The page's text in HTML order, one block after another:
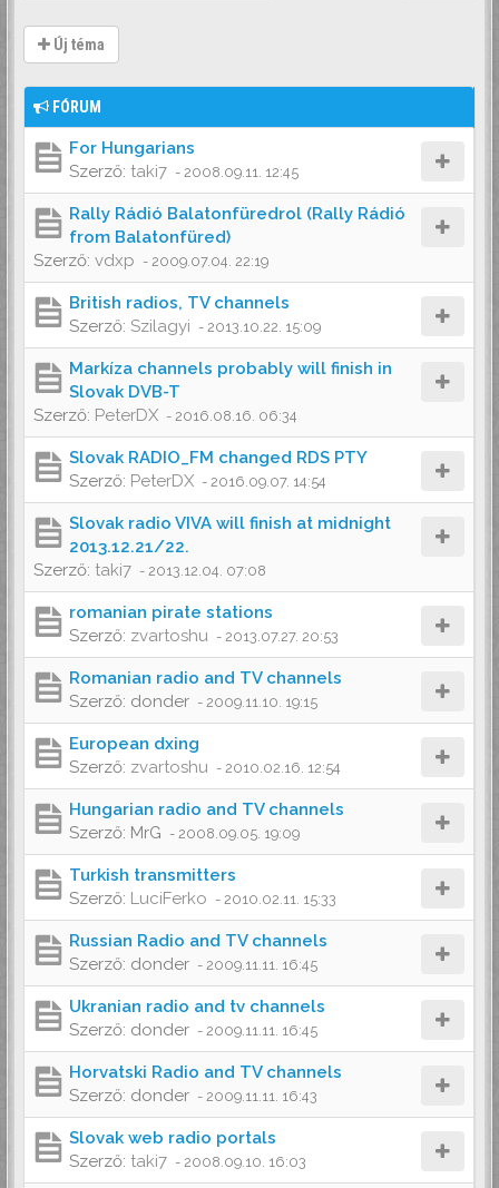
Új téma
FÓRUM
For Hungarians
Szerző: taki7 - 2008.09.11. 12:45
Rally Rádió Balatonfüredrol (Rally Rádió
from Balatonfüred)
Szerző: vdxp - 2009.07.04. 22:19
British radios, TV channels
Szerző: Szilagyi - 2013.10.22. 15:09
Markíza channels probably will finish in
Slovak DVB-T
Szerző: PeterDX - 2016.08.16. 06:34
Slovak RADIO_FM changed RDS PTY
Szerző: PeterDX - 2016.09.07. 14:54
Slovak radio VIVA will finish at midnight
2013.12.21/22.
Szerző: taki7 - 2013.12.04. 07:08
romanian pirate stations
Szerző: zvartoshu - 2013.07.27. 20:53
Romanian radio and TV channels
Szerző: donder - 2009.11.10. 19:15
European dxing
Szerző: zvartoshu - 2010.02.16. 12:54
Hungarian radio and TV channels
Szerző: MrG - 2008.09.05. 19:09
Turkish transmitters
Szerző: LuciFerko - 2010.02.11. 15:33
Russian Radio and TV channels
Szerző: donder - 2009.11.11. 16:45
Ukranian radio and tv channels
Szerző: donder - 2009.11.11. 16:45
Horvatski Radio and TV channels
Szerző: donder - 2009.11.11. 16:43
Slovak web radio portals
Szerző: taki7 - 2008.09.10. 16:03